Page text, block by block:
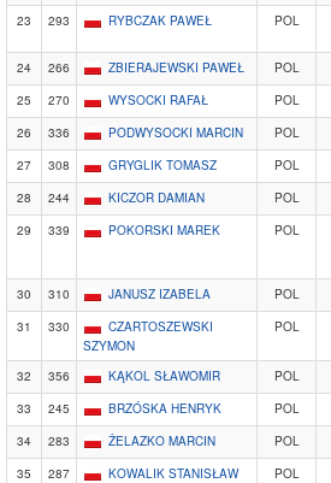
23 293 RYBCZAK PAWEŁ POL
24 266 ZBIERAJEWSKI PAWEŁ POL
25
270 WYSOCKI RAFAŁ POL
26
336 PODWYSOCKI MARCIN POL
27
308 GRYGLIK TOMASZ POL
28
244 KICZOR DAMIAN POL
29
339 POKORSKI MAREK POL
30 310 JANUSZ IZABELA POL
31
330
CZARTOSZEWSKI
SZYMON
POL
32 356 KĄKOL SŁAWOMIR POL
33
245 BRZÓSKA HENRYK POL
34
283 ŻELAZKO MARCIN POL
35
287 KOWALIK STANISŁAW POL